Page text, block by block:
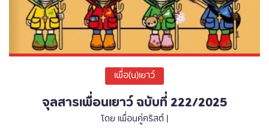
เพื่อ(น)เยาว์
จุลสารเพื่อนเยาว์ ฉบับที่ 222/2025
โดย เพื่อนคู่คริสต์ |